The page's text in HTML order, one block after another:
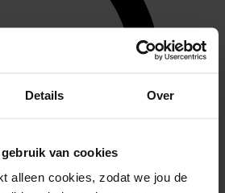
Details Over
van cookies
alleen cookies, zodat we jou de